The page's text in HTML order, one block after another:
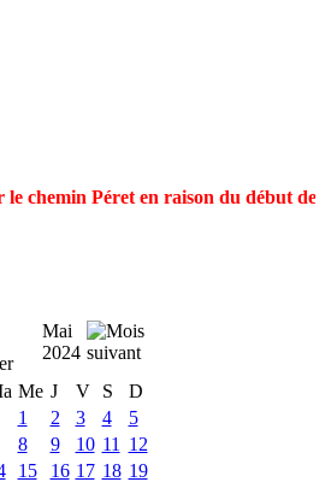
chemin Péret en raison du début
Mai
2024
Me J V S
D
1
2 3 4
5
8 9 10 11
12
15 16 17 18 19